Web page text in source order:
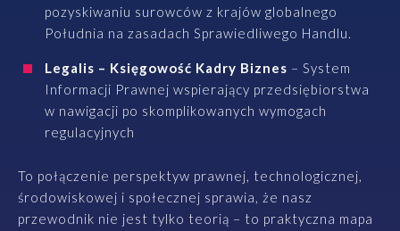
pozyskiwaniu surowców z krajów globalnego
Południa na zasadach Sprawiedliwego Handlu.
Legalis – Księgowość Kadry Biznes – System
Informacji Prawnej wspierający przedsiębiorstwa
w nawigacji po skomplikowanych wymogach
regulacyjnych
To połączenie perspektyw prawnej, technologicznej,
środowiskowej i społecznej sprawia, że nasz
przewodnik nie jest tylko teorią – to praktyczna mapa